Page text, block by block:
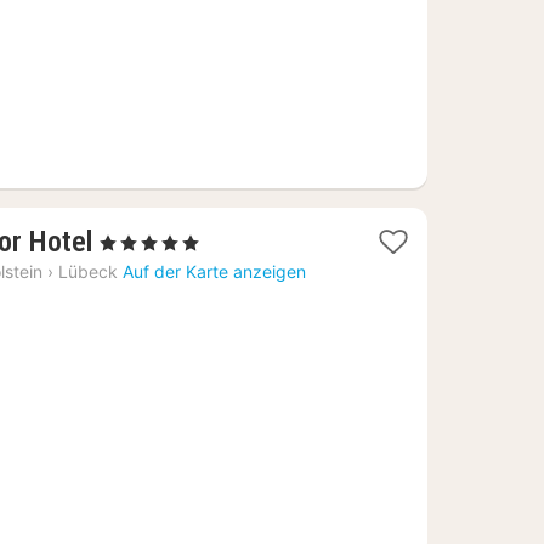
Hotel 1
Nacht
, 5 Sterne
› Lübeck Auf der Karte anzeigen